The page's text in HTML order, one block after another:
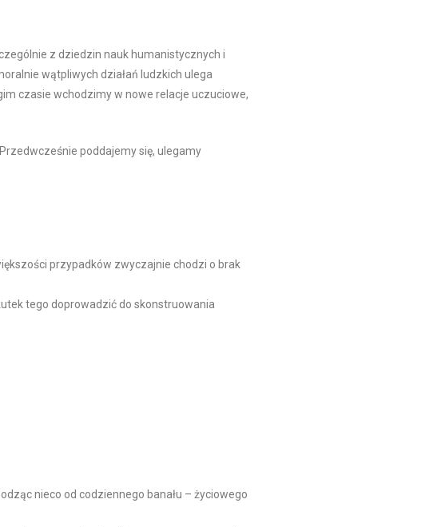
z dziedzin nauk humanistycznych i
wątpliwych działań ludzkich ulega
czasie wchodzimy w nowe relacje uczuciowe,
poddajemy się, ulegamy
przypadków zwyczajnie chodzi o brak
tego doprowadzić do skonstruowania
nieco od codziennego banału – życiowego